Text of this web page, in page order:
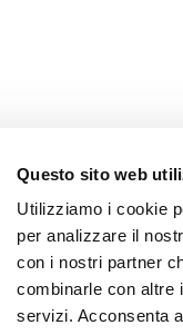
Questo sito web
Utilizziamo i cookie
per analizzare il
con i nostri partner
combinarle con altre
servizi. Acconsenta